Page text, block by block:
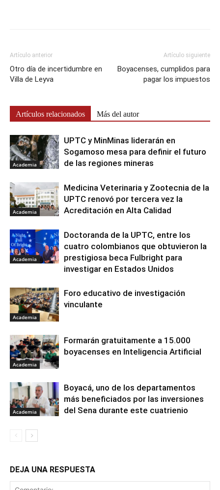
Artículo anterior
Otro día de incertidumbre en
Villa de Leyva
Artículo siguiente
Boyacenses, cumplidos para
pagar los impuestos
Artículos relacionados Más del autor
Academia
UPTC y MinMinas liderarán en
Sogamoso mesa para definir el futuro
de las regiones mineras
Academia
Medicina Veterinaria y Zootecnia de la
UPTC renovó por tercera vez la
Acreditación en Alta Calidad
Academia
Doctoranda de la UPTC, entre los
cuatro colombianos que obtuvieron la
prestigiosa beca Fulbright para
investigar en Estados Unidos
Academia
Foro educativo de investigación
vinculante
Academia
Formarán gratuitamente a 15.000
boyacenses en Inteligencia Artificial
Academia
Boyacá, uno de los departamentos
más beneficiados por las inversiones
del Sena durante este cuatrienio
DEJA UNA RESPUESTA